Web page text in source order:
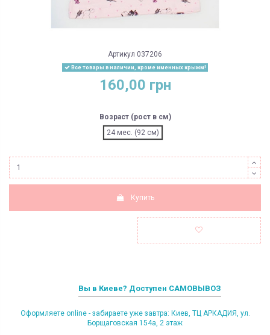
Артикул 037206
Все товары в наличии, кроме именных крыжм!
160,00 грн
Возраст (рост в см)
24 мес. (92 см)
Купить
Вы в Киеве? Доступен САМОВЫВОЗ
Оформляете online - забираете уже завтра: Киев, ТЦ АРКАДИЯ, ул.
Борщаговская 154а, 2 этаж